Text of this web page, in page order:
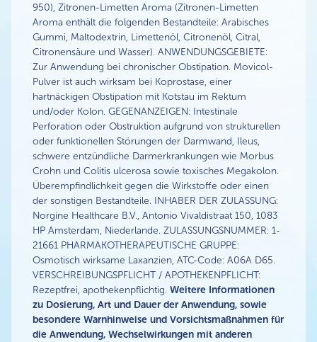
950), Zitronen-Limetten Aroma (Zitronen-Limetten
Aroma enthält die folgenden Bestandteile: Arabisches
Gummi, Maltodextrin, Limettenöl, Citronenöl, Citral,
Citronensäure und Wasser). ANWENDUNGSGEBIETE:
Zur Anwendung bei chronischer Obstipation. Movicol-
Pulver ist auch wirksam bei Koprostase, einer
hartnäckigen Obstipation mit Kotstau im Rektum
und/oder Kolon. GEGENANZEIGEN: Intestinale
Perforation oder Obstruktion aufgrund von strukturellen
oder funktionellen Störungen der Darmwand, Ileus,
schwere entzündliche Darmerkrankungen wie Morbus
Crohn und Colitis ulcerosa sowie toxisches Megakolon.
Überempfindlichkeit gegen die Wirkstoffe oder einen
der sonstigen Bestandteile. INHABER DER ZULASSUNG:
Norgine Healthcare B.V., Antonio Vivaldistraat 150, 1083
HP Amsterdam, Niederlande. ZULASSUNGSNUMMER: 1-
21661 PHARMAKOTHERAPEUTISCHE GRUPPE:
Osmotisch wirksame Laxanzien, ATC-Code: A06A D65.
VERSCHREIBUNGSPFLICHT / APOTHEKENPFLICHT:
Rezeptfrei, apothekenpflichtig. Weitere Informationen
zu Dosierung, Art und Dauer der Anwendung, sowie
besondere Warnhinweise und Vorsichtsmaßnahmen für
die Anwendung, Wechselwirkungen mit anderen